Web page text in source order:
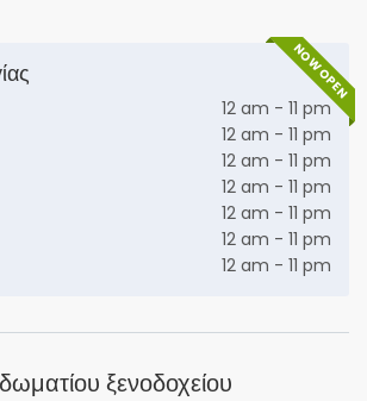
NOW OPEN
12 am - 11 pm
12 am - 11 pm
12 am - 11 pm
12 am - 11 pm
12 am - 11 pm
12 am - 11 pm
12 am - 11 pm
ξενοδοχείου